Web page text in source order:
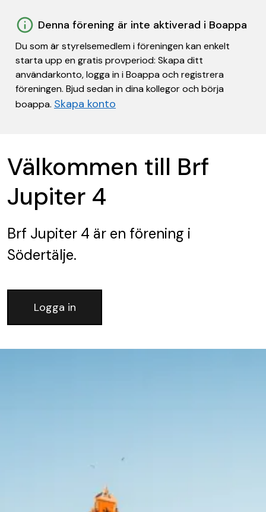
Denna förening är inte aktiverad i Boappa
Du som är styrelsemedlem i föreningen kan enkelt
starta upp en gratis provperiod: Skapa ditt
användarkonto, logga in i Boappa och registrera
föreningen. Bjud sedan in dina kollegor och börja
boappa. Skapa konto
Välkommen till Brf
Jupiter 4
Brf Jupiter 4 är en förening i
Södertälje.
Logga in